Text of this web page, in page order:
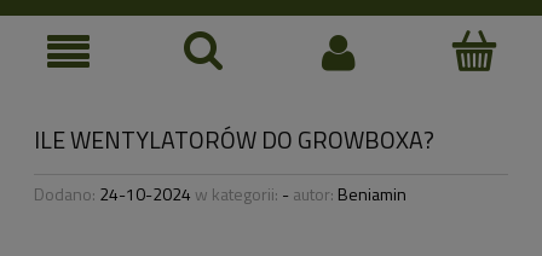
ILE WENTYLATORÓW DO GROWBOXA?
Dodano: 24-10-2024 w kategorii: - autor: Beniamin